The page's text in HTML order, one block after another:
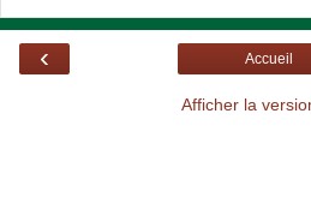
‹ Accueil
Afficher la